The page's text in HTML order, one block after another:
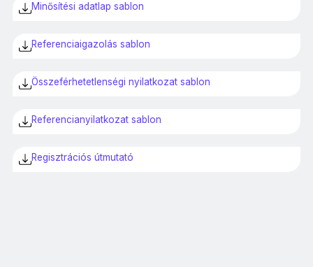
Minősítési adatlap sablon
Referenciaigazolás sablon
Összeférhetetlenségi nyilatkozat sablon
Referencianyilatkozat sablon
Regisztrációs útmutató